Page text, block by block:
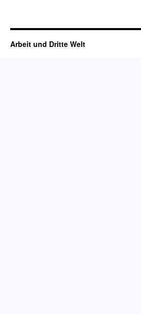
Arbeit und Dritte Welt